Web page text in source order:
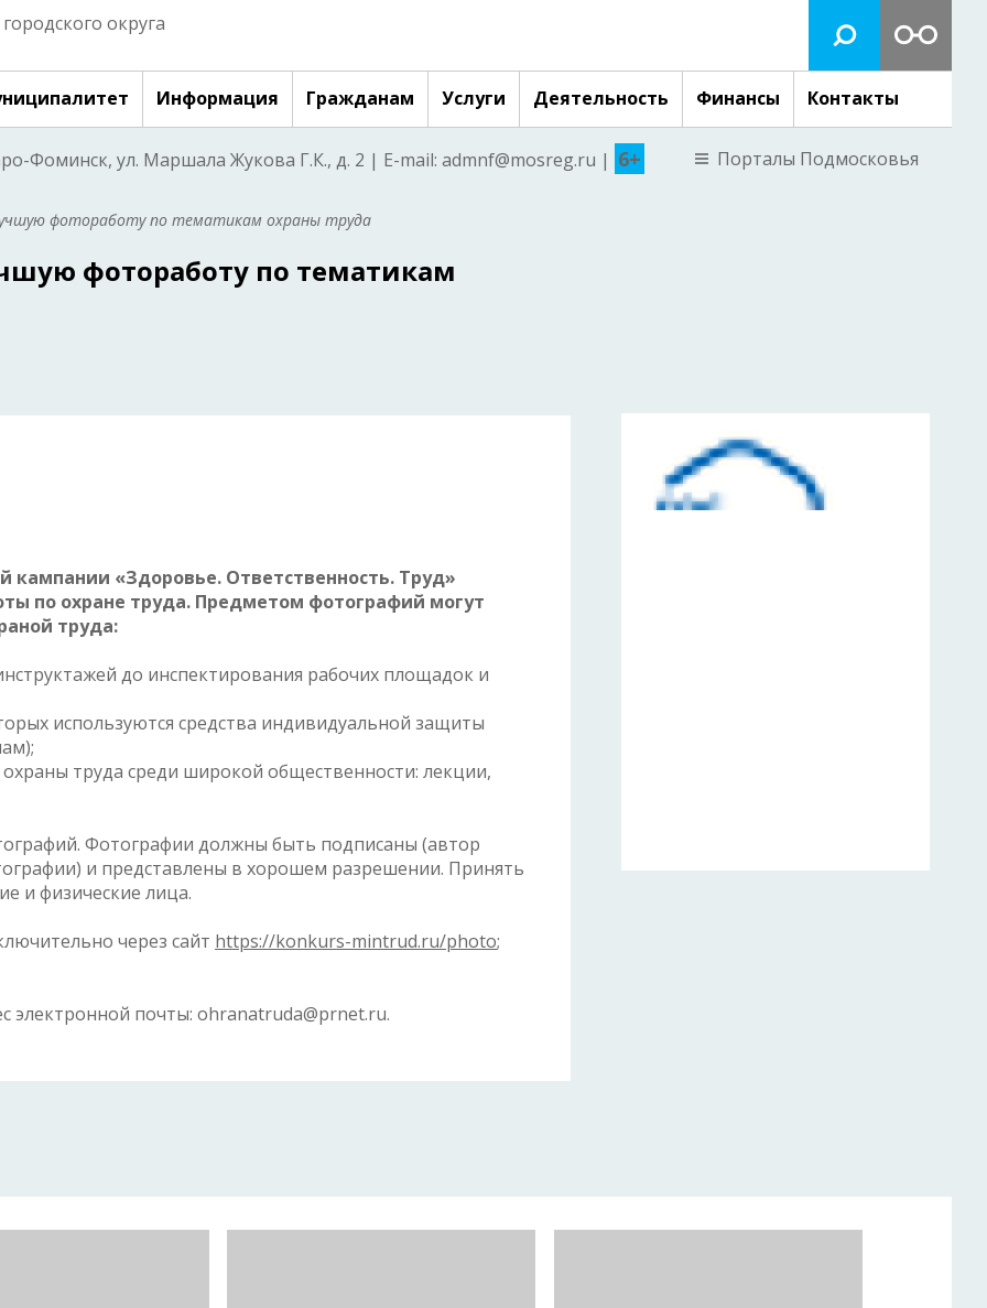
округа
Информация Гражданам Услуги Деятельность Финансы Контакты
Фоминск, ул. Маршала Жукова Г.К., д. 2 | E-mail: admnf@mosreg.ru | 6+ Порталы Подмосковья
фотоработу по тематикам охраны труда
фотоработу по тематикам
кампании «Здоровье. Ответственность. Труд»
по охране труда. Предметом фотографий могут
труда:
до инспектирования рабочих площадок и
используются средства индивидуальной защиты
охраны труда среди широкой общественности: лекции,
Фотографии должны быть подписаны (автор
и представлены в хорошем разрешении. Принять
и физические лица.
через сайт https://konkurs-mintrud.ru/photo;
электронной почты: ohranatruda@prnet.ru.